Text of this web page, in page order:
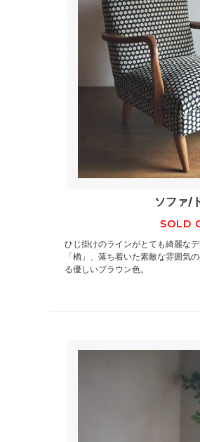
ソファ/
SOLD
ひじ掛けのラインがとても綺麗な
「楢」、落ち着いた素敵な雰囲気
る優しいブラウン色。